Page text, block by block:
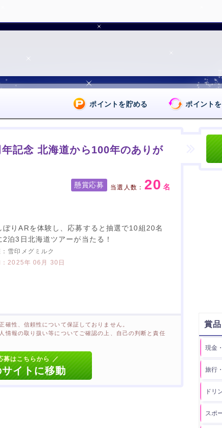
ポイントを貯める ポイント
記念 北海道から100年のありが
懸賞応募 20 名
ぼりARを体験し、応募すると抽選で10組20名
2泊3日北海道ツアーが当たる！
雪印メグミルク
2025年 06月 30日
性、信頼性について保証しておりません。
情報の取り扱い等についてご確認の上、自己の判断と責任
賞
現金
旅行
ドリ
スポ